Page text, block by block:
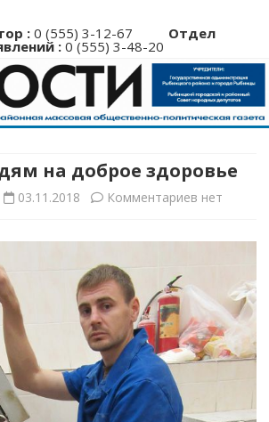
: 0 (555) 3-12-67 Отдел
: 0 (555) 3-48-20
Перейти
содержимому
на доброе здоровье
03.11.2018 Комментариев к
людям
на
доброе
нет